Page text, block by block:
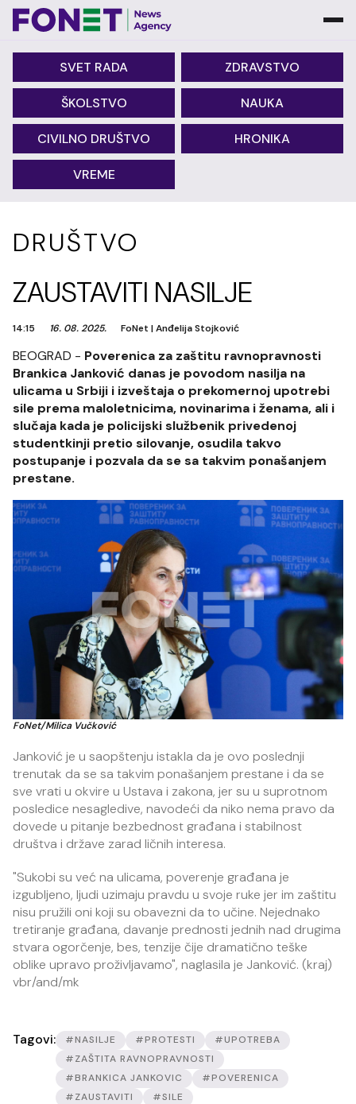
SVET RADA ZDRAVSTVO
ŠKOLSTVO NAUKA
CIVILNO DRUŠTVO HRONIKA
VREME
DRUŠTVO
ZAUSTAVITI NASILJE
14:15 16. 08. 2025. FoNet |Anđelija Stojković
BEOGRAD - Poverenica za zaštitu ravnopravnosti
Brankica Janković danas je povodom nasilja na
ulicama u Srbiji i izveštaja o prekomernoj upotrebi
sile prema maloletnicima, novinarima i ženama, ali i
slučaja kada je policijski službenik privedenoj
studentkinji pretio silovanje, osudila takvo
postupanje i pozvala da se sa takvim ponašanjem
prestane.
FoNet/Milica Vučković
Janković je u saopštenju istakla da je ovo poslednji
trenutak da se sa takvim ponašanjem prestane i da se
sve vrati u okvire u Ustava i zakona, jer su u suprotnom
posledice nesagledive, navodeći da niko nema pravo da
dovede u pitanje bezbednost građana i stabilnost
društva i države zarad ličnih interesa.
"Sukobi su već na ulicama, poverenje građana je
izgubljeno, ljudi uzimaju pravdu u svoje ruke jer im zaštitu
nisu pružili oni koji su obavezni da to učine. Nejednako
tretiranje građana, davanje prednosti jednih nad drugima
stvara ogorčenje, bes, tenzije čije dramatično teške
oblike upravo proživljavamo", naglasila je Janković. (kraj)
vbr/and/mk
Tagovi: #NASILJE #PROTESTI
#UPOTREBA
#ZAŠTITA RAVNOPRAVNOSTI
#BRANKICA JANKOVIC
#POVERENICA
#ZAUSTAVITI
#SILE